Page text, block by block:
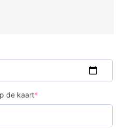
de kaart*